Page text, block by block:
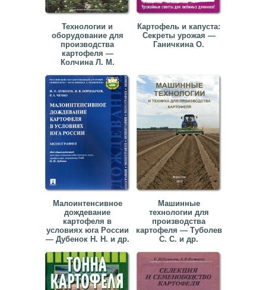
Технологии и
оборудование для
производства
картофеля —
Колчина Л. М.
Картофель и капуста:
Секреты урожая —
Ганичкина О.
Малоинтенсивное
дождевание
картофеля в
условиях юга России
— Дубенок Н. Н. и др.
Машинные
технологии для
производства
картофеля — Туболев
C. С. и др.